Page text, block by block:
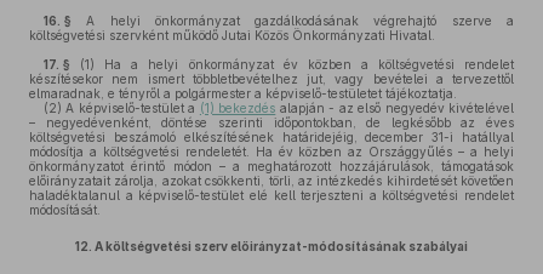
16. § A helyi önkormányzat gazdálkodásának végrehajtó szerve a
költségvetési szervként működő Jutai Közös Önkormányzati Hivatal.
17. § (1) Ha a helyi önkormányzat év közben a költségvetési rendelet
készítésekor nem ismert többletbevételhez jut, vagy bevételei a tervezettől
elmaradnak, e tényről a polgármester a képviselő-testületet tájékoztatja.
(2) A képviselő-testület a (1) bekezdés alapján - az első negyedév kivételével
– negyedévenként, döntése szerinti időpontokban, de legkésőbb az éves
költségvetési beszámoló elkészítésének határidejéig, december 31-i hatállyal
módosítja a költségvetési rendeletét. Ha év közben az Országgyűlés – a helyi
önkormányzatot érintő módon – a meghatározott hozzájárulások, támogatások
előirányzatait zárolja, azokat csökkenti, törli, az intézkedés kihirdetését követően
haladéktalanul a képviselő-testület elé kell terjeszteni a költségvetési rendelet
módosítását.
12. A költségvetési szerv előirányzat-módosításának szabályai